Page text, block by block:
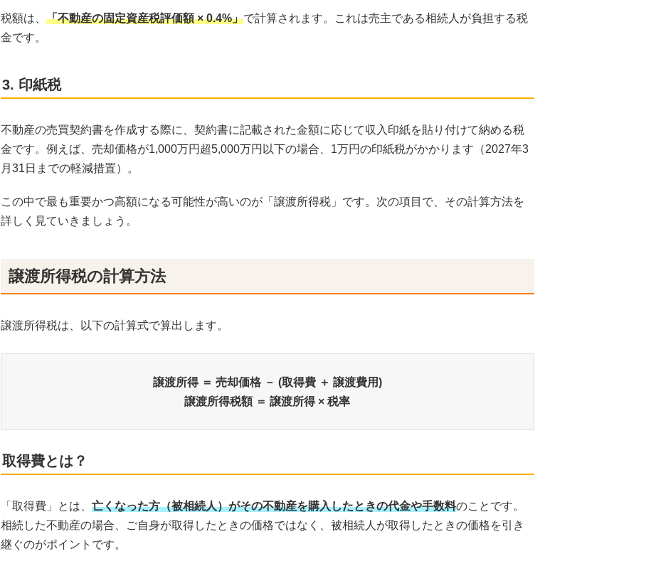
税額は、 「不動産の固定資産税評価額 × 0.4%」で計算されます。これは売主である相続人が負担する税
金です。
3. 印紙税
不動産の売買契約書を作成する際に、契約書に記載された金額に応じて収入印紙を貼り付けて納める税
金です。例えば、売却価格が1,000万円超5,000万円以下の場合、1万円の印紙税がかかります（2027年3
月31日までの軽減措置）。
この中で最も重要かつ高額になる可能性が高いのが「譲渡所得税」です。次の項目で、その計算方法を
詳しく見ていきましょう。
譲渡所得税の計算方法
譲渡所得税は、以下の計算式で算出します。
譲渡所得 ＝ 売却価格 － (取得費 ＋ 譲渡費用)
譲渡所得税額 ＝ 譲渡所得 × 税率
取得費とは？
「取得費」とは、 亡くなった方（被相続人）がその不動産を購入したときの代金や手数料のことです。
相続した不動産の場合、ご自身が取得したときの価格ではなく、被相続人が取得したときの価格を引き
継ぐのがポイントです。